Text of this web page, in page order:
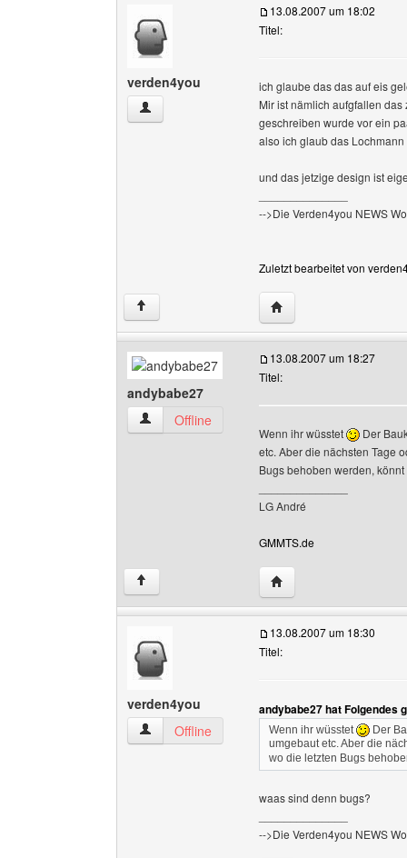
verden4you
verden4you Benutzer-Profile anzeigen
13.08.2007 um 18:02
Titel:
ich glaube das das auf eis
Mir ist nämlich aufgfallen
geschreiben wurde vor ein
also ich glaub das
und das jetzige design ist
-->Die Verden4you NEWS
Zuletzt bearbeitet von
↑ Website dieses
andybabe27
andybabe27 Benutzer-Profile anzeigen
Offline
13.08.2007 um 18:27
Titel:
Wenn ihr wüsstet
Der
etc. Aber die nächsten Tage
Bugs behoben werden,
LG André
GMMTS.de
↑ Website dieses
verden4you
verden4you Benutzer-Profile anzeigen
Offline
13.08.2007 um 18:30
Titel:
andybabe27 hat Folgendes
Wenn ihr wüsstet
Der
umgebaut etc. Aber die
wo die letzten Bugs
waas sind denn bugs?
-->Die Verden4you NEWS